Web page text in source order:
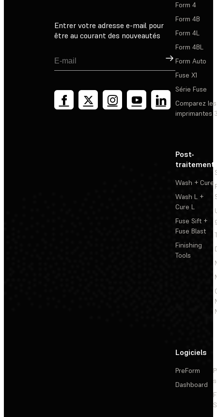
Entrer votre adresse e-mail pour
être au courant des nouveautés
Inscription
Form 4
Form 4B
Form 4L
Form 4BL
Form Auto
Fuse X1
Série Fuse
Comparez les
imprimantes
Post-
traitement
Wash + Cure
Wash L +
Cure L
Fuse Sift +
Fuse Blast
Finishing
Tools
Logiciels
PreForm
Dashboard